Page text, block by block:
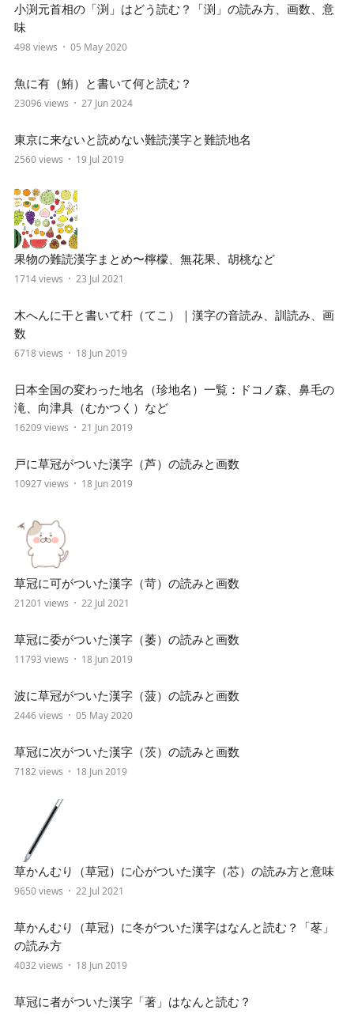
小渕元首相の「渕」はどう読む？「渕」の読み方、画数、意
味
498 views 05 May 2020
魚に有（鮪）と書いて何と読む？
23096 views 27 Jun 2024
東京に来ないと読めない難読漢字と難読地名
2560 views 19 Jul 2019
果物の難読漢字まとめ〜檸檬、無花果、胡桃など
1714 views 23 Jul 2021
木へんに干と書いて杆（てこ）｜漢字の音読み、訓読み、画
数
6718 views 18 Jun 2019
日本全国の変わった地名（珍地名）一覧：ドコノ森、鼻毛の
滝、向津具（むかつく）など
16209 views 21 Jun 2019
戸に草冠がついた漢字（芦）の読みと画数
10927 views 18 Jun 2019
草冠に可がついた漢字（苛）の読みと画数
21201 views 22 Jul 2021
草冠に委がついた漢字（萎）の読みと画数
11793 views 18 Jun 2019
波に草冠がついた漢字（菠）の読みと画数
2446 views 05 May 2020
草冠に次がついた漢字（茨）の読みと画数
7182 views 18 Jun 2019
草かんむり（草冠）に心がついた漢字（芯）の読み方と意味
9650 views 22 Jul 2021
草かんむり（草冠）に冬がついた漢字はなんと読む？「苳」
の読み方
4032 views 18 Jun 2019
草冠に者がついた漢字「著」はなんと読む？